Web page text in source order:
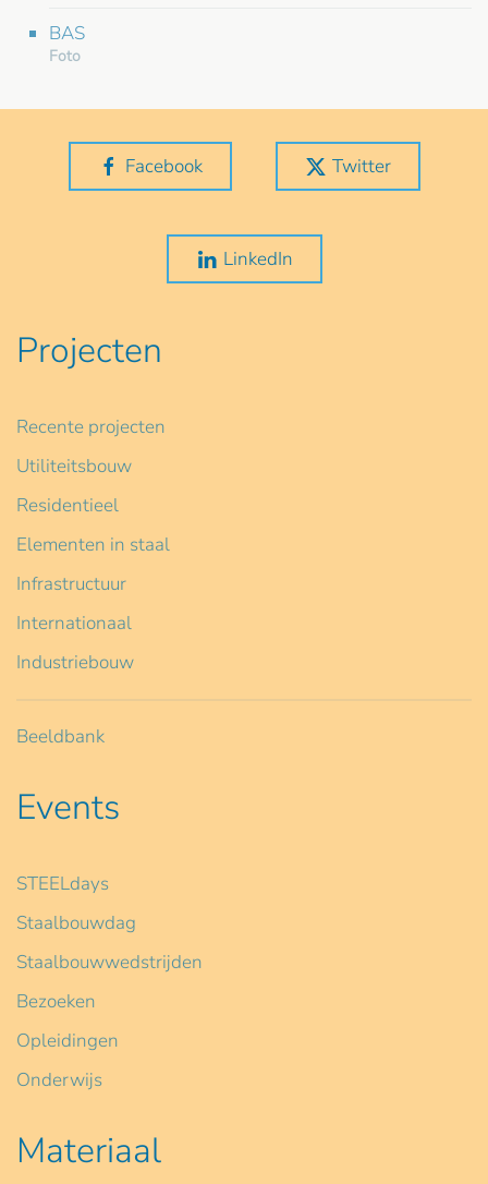
BAS
Foto
Facebook Twitter
LinkedIn
Projecten
Recente projecten
Utiliteitsbouw
Residentieel
Elementen in staal
Infrastructuur
Internationaal
Industriebouw
Beeldbank
Events
STEELdays
Staalbouwdag
Staalbouwwedstrijden
Bezoeken
Opleidingen
Onderwijs
Materiaal